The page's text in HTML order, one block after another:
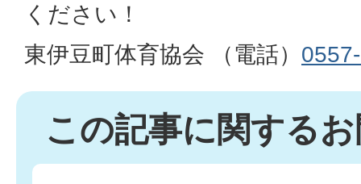
ください！
東伊豆町体育協会 （電話）
この記事に関する